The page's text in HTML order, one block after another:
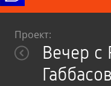
Проект:
Вечер с